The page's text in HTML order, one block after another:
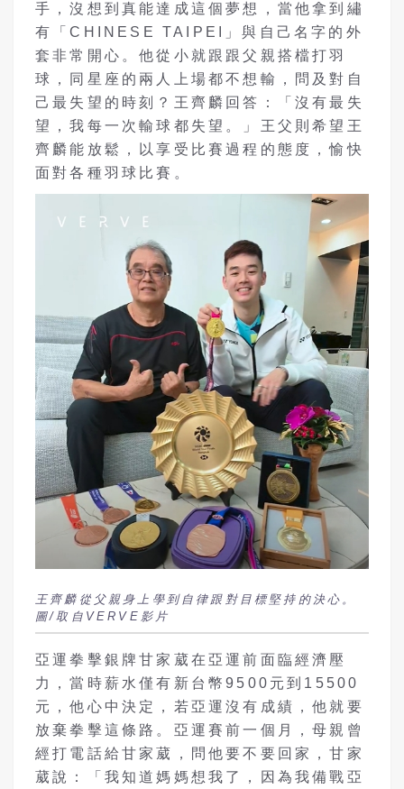
手，沒想到真能達成這個夢想，當他拿到繡
有「CHINESE TAIPEI」與自己名字的外
套非常開心。他從小就跟跟父親搭檔打羽
球，同星座的兩人上場都不想輸，問及對自
己最失望的時刻？王齊麟回答：「沒有最失
望，我每一次輸球都失望。」王父則希望王
齊麟能放鬆，以享受比賽過程的態度，愉快
面對各種羽球比賽。
王齊麟從父親身上學到自律跟對目標堅持的決心。
圖/取自VERVE影片
亞運拳擊銀牌甘家葳在亞運前面臨經濟壓
力，當時薪水僅有新台幣9500元到15500
元，他心中決定，若亞運沒有成績，他就要
放棄拳擊這條路。亞運賽前一個月，母親曾
經打電話給甘家葳，問他要不要回家，甘家
葳說：「我知道媽媽想我了，因為我備戰亞